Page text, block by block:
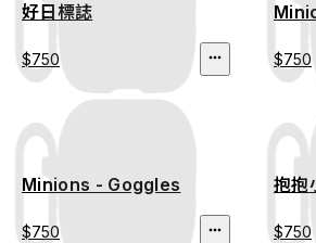
好日標誌
$750 $750
Minions - Goggles
$750
抱抱
$750